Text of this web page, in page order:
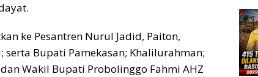
ke Pesantren Nurul Jadid, Paiton,
Bupati Pamekasan; Khalilurahman;
Wakil Bupati Probolinggo Fahmi AHZ